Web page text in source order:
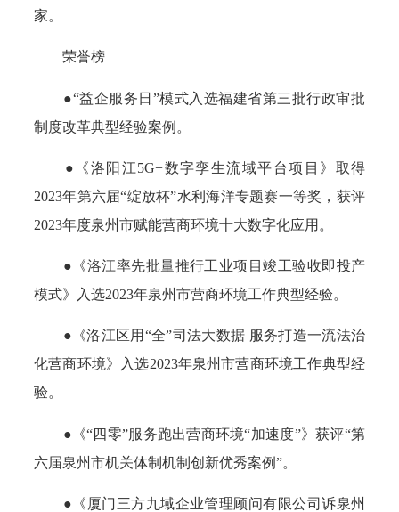
家。
荣誉榜
●“益企服务日”模式入选福建省第三批行政审批
制度改革典型经验案例。
●《洛阳江5G+数字孪生流域平台项目》取得
2023年第六届“绽放杯”水利海洋专题赛一等奖，获评
2023年度泉州市赋能营商环境十大数字化应用。
●《洛江率先批量推行工业项目竣工验收即投产
模式》入选2023年泉州市营商环境工作典型经验。
●《洛江区用“全”司法大数据 服务打造一流法治
化营商环境》入选2023年泉州市营商环境工作典型经
验。
●《“四零”服务跑出营商环境“加速度”》获评“第
六届泉州市机关体制机制创新优秀案例”。
●《厦门三方九域企业管理顾问有限公司诉泉州